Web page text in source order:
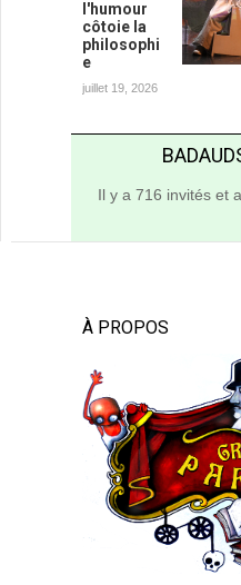
l'humour
côtoie la
philosophi
e
juillet 19, 2026
Il y a 716 invités et
À PROPOS